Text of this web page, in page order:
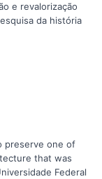
e revalorização
da história
preserve one of
that was
Federal